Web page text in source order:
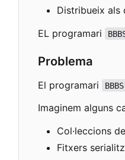
Distribueix als
EL programari
Problema
El programari BBBS
Imaginem alguns
Col·leccions
Fitxers